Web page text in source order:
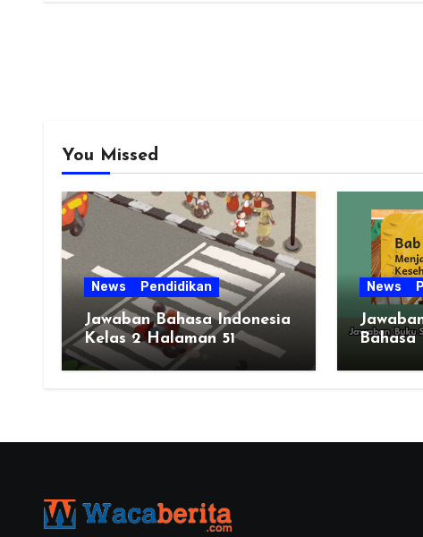
You Missed
News Pendidikan
Jawaban Bahasa Indonesia
Kelas 2 Halaman 51
News
Bahasa